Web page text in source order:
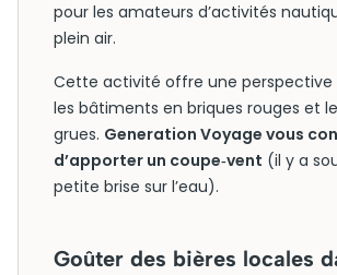
pour les amateurs d’activités
plein air.
Cette activité offre une perspective
les bâtiments en briques rouges et
grues. Generation Voyage vous
d’apporter un coupe‑vent (il y a
petite brise sur l’eau).
Goûter des bières locales